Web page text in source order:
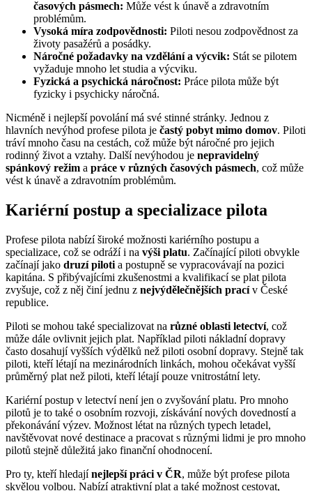
časových pásmech: Může vést k únavě a zdravotním
problémům.
Vysoká míra zodpovědnosti: Piloti nesou zodpovědnost za
životy pasažérů a posádky.
Náročné požadavky na vzdělání a výcvik: Stát se pilotem
vyžaduje mnoho let studia a výcviku.
Fyzická a psychická náročnost: Práce pilota může být
fyzicky i psychicky náročná.
Nicméně i nejlepší povolání má své stinné stránky. Jednou z
hlavních nevýhod profese pilota je častý pobyt mimo domov. Piloti
tráví mnoho času na cestách, což může být náročné pro jejich
rodinný život a vztahy. Další nevýhodou je nepravidelný
spánkový režim a práce v různých časových pásmech, což může
vést k únavě a zdravotním problémům.
Kariérní postup a specializace pilota
Profese pilota nabízí široké možnosti kariérního postupu a
specializace, což se odráží i na výši platu. Začínající piloti obvykle
začínají jako druzí piloti a postupně se vypracovávají na pozici
kapitána. S přibývajícími zkušenostmi a kvalifikací se plat pilota
zvyšuje, což z něj činí jednu z nejvýdělečnějších pracív České
republice.
Piloti se mohou také specializovat na různé oblasti letectví, což
může dále ovlivnit jejich plat. Například piloti nákladní dopravy
často dosahují vyšších výdělků než piloti osobní dopravy. Stejně tak
piloti, kteří létají na mezinárodních linkách, mohou očekávat vyšší
průměrný plat než piloti, kteří létají pouze vnitrostátní lety.
Kariérní postup v letectví není jen o zvyšování platu. Pro mnoho
pilotů je to také o osobním rozvoji, získávání nových dovedností a
překonávání výzev. Možnost létat na různých typech letadel,
navštěvovat nové destinace a pracovat s různými lidmi je pro mnoho
pilotů stejně důležitá jako finanční ohodnocení.
Pro ty, kteří hledajínejlepší práci v ČR, může být profese pilota
skvělou volbou. Nabízí atraktivní plat a také možnost cestovat,